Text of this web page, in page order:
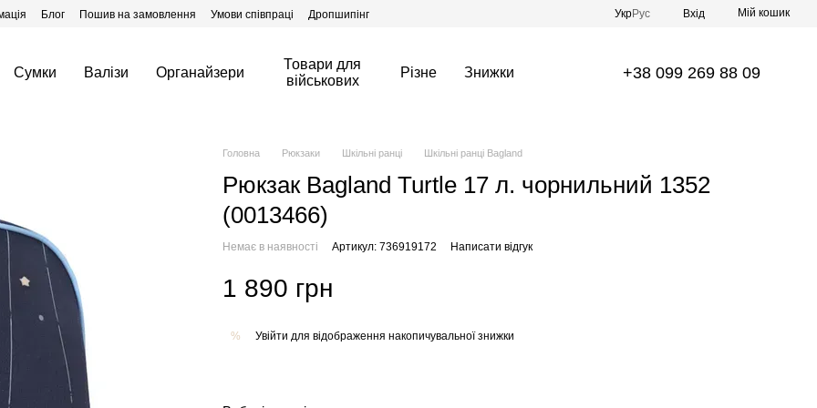
Блог Пошив на замовлення Умови співпраці Дропшипінг УкрРус Вхід Мій кошик
Сумки Валізи Органайзери
Товари для
військових
Різне Знижки +38 099 269 88 09
Головна Рюкзаки Шкільні ранці Шкільні ранці Bagland
Рюкзак Bagland Turtle 17 л. чорнильний 1352
(0013466)
Немає в наявності Артикул: 736919172 Написати відгук
1 890 грн
% Увійти для відображення накопичувальної знижки